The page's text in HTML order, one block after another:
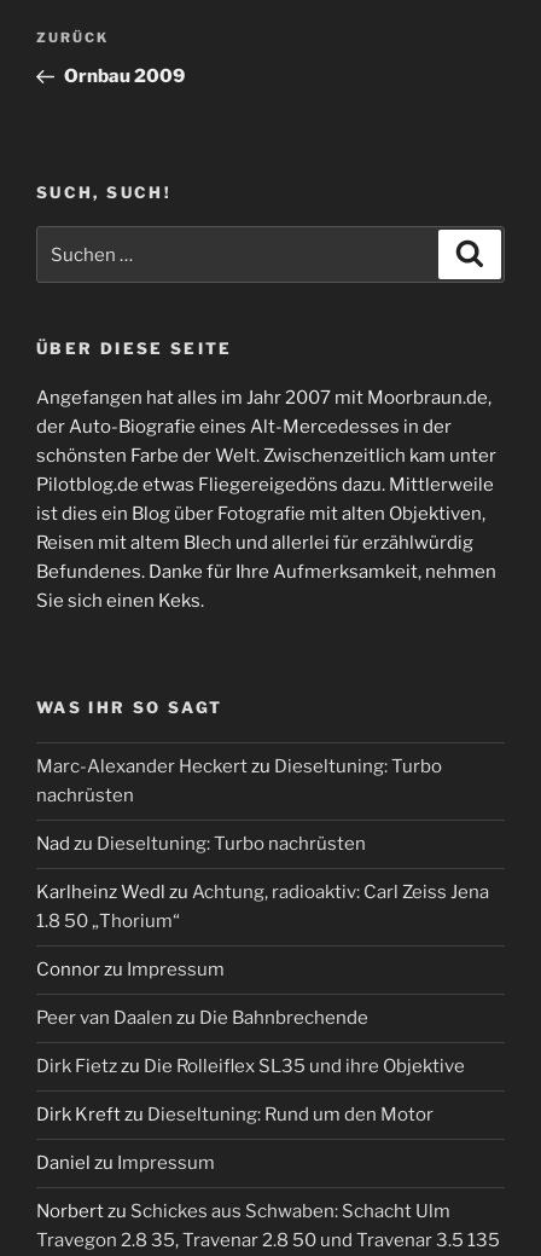
Beitragsnavigation
Vorheriger
Beitrag
ZURÜCK
Ornbau 2009
SUCH, SUCH!
ÜBER DIESE SEITE
Angefangen hat alles im Jahr 2007 mit Moorbraun.de,
der Auto-Biografie eines Alt-Mercedesses in der
schönsten Farbe der Welt. Zwischenzeitlich kam unter
Pilotblog.de etwas Fliegereigedöns dazu. Mittlerweile
ist dies ein Blog über Fotografie mit alten Objektiven,
Reisen mit altem Blech und allerlei für erzählwürdig
Befundenes. Danke für Ihre Aufmerksamkeit, nehmen
Sie sich einen Keks.
WAS IHR SO SAGT
Marc-Alexander Heckertzu Dieseltuning: Turbo
nachrüsten
Nad zu Dieseltuning: Turbo nachrüsten
Karlheinz Wedl zu Achtung, radioaktiv: Carl Zeiss Jena
1.8 50 „Thorium“
Connorzu Impressum
Peer van Daalen zu Die Bahnbrechende
Dirk Fietzzu Die Rolleiflex SL35 und ihre Objektive
Dirk Kreftzu Dieseltuning: Rund um den Motor
Daniel zu Impressum
Norbertzu Schickes aus Schwaben: Schacht Ulm
Travegon 2.8 35, Travenar 2.8 50 und Travenar 3.5 135